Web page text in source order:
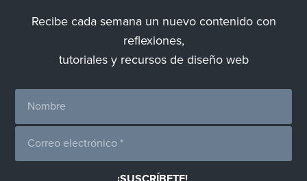
Recibe cada semana un nuevo contenido con
reflexiones,
tutoriales y recursos de diseño web